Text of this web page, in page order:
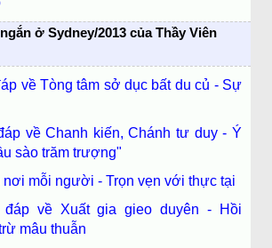
ở Sydney/2013 của Thầy Viên
về Tòng tâm sở dục bất du củ - Sự
về Chanh kiến, Chánh tư duy - Ý
sào trăm trượng"
nơi mỗi người - Trọn vẹn với thực tại
đáp về Xuất gia gieo duyên - Hồi
mâu thuẫn